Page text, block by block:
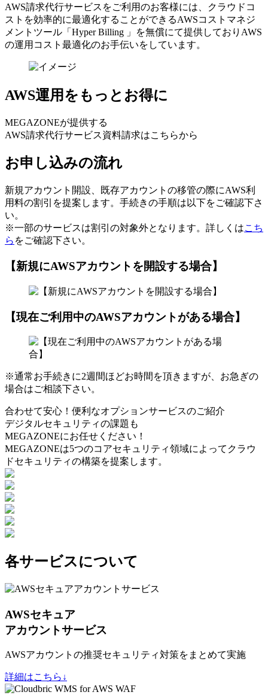
AWS請求代⾏サービスをご利⽤のお客様には、クラウドコ
ストを効率的に最適化することができるAWSコストマネジ
メントツール「Hyper Billing 」を無償にて提供しておりAWS
の運⽤コスト最適化のお⼿伝いをしています。
AWS運用をもっとお得に
MEGAZONEが提供する
AWS請求代行サービス資料請求はこちらから
お申し込みの流れ
新規アカウント開設、既存アカウントの移管の際にAWS利
用料の割引を提案します。手続きの手順は以下をご確認下さ
い。
※一部のサービスは割引の対象外となります。詳しくはこち
ら をご確認下さい。
【新規にAWSアカウントを開設する場合】
【現在ご利用中のAWSアカウントがある場合】
※通常お手続きに2週間ほどお時間を頂きますが、お急ぎの
場合はご相談下さい。
合わせて安心！便利なオプションサービスのご紹介
デジタルセキュリティの課題も
MEGAZONEにお任せください！
MEGAZONEは5つのコアセキュリティ領域によってクラウ
ドセキュリティの構築を提案します。
各サービスについて
AWSセキュア
アカウントサービス
AWSアカウントの推奨セキュリティ対策をまとめて実施
詳細はこちら↓